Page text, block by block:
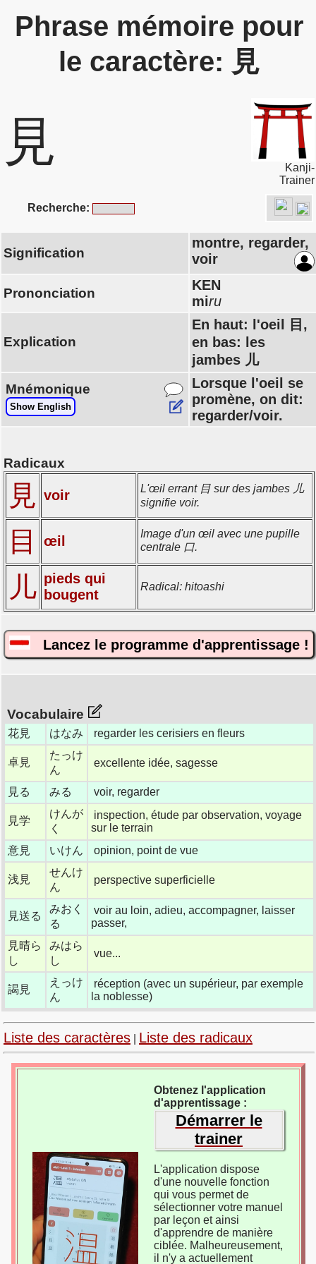
Phrase mémoire pour
le caractère: 見
見
Kanji-
Trainer
Recherche:
Signification
montre, regarder,
voir
Prononciation
KEN
miru
Explication
En haut: l'oeil 目,
en bas: les
jambes 儿
Mnémonique
Show English
Lorsque l'oeil se
promène, on dit:
regarder/voir.
Radicaux
見 voir
L'œil errant 目 sur des jambes 儿
signifie voir.
目 œil
Image d'un œil avec une pupille
centrale 口.
儿 pieds qui
bougent
Radical: hitoashi
Lancez le programme d'apprentissage !
Vocabulaire
花見 はなみ regarder les cerisiers en fleurs
卓見
たっけ
ん
excellente idée, sagesse
見る みる voir, regarder
見学
けんが
く
inspection, étude par observation, voyage
sur le terrain
意見
いけん opinion, point de vue
浅見
せんけ
ん
perspective superficielle
見送る
みおく
る
voir au loin, adieu, accompagner, laisser
passer,
見晴ら
し
みはら
し
vue...
謁見
えっけ
ん
réception (avec un supérieur, par exemple
la noblesse)
Liste des caractères Liste des radicaux
Obtenez l'application
d'apprentissage :
Démarrer le
trainer
L'application dispose
d'une nouvelle fonction
qui vous permet de
sélectionner votre manuel
par leçon et ainsi
d'apprendre de manière
ciblée. Malheureusement,
il n'y a actuellement